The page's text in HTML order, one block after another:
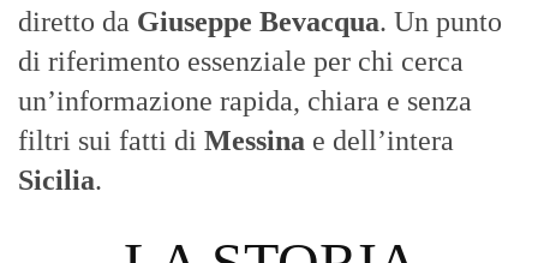
diretto da Giuseppe Bevacqua. Un punto
di riferimento essenziale per chi cerca
un’informazione rapida, chiara e senza
filtri sui fatti di Messina e dell’intera
Sicilia.